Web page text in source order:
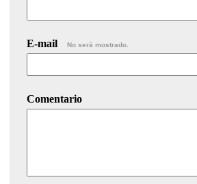
E-mail No será mostrado.
Comentario